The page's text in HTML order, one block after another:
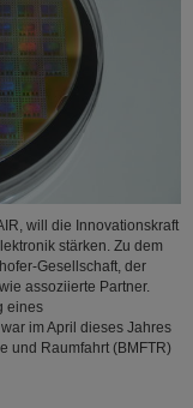
will die Innovationskraft
stärken. Zu dem
Gesellschaft, der
assoziierte Partner.
eines
im April dieses Jahres
und Raumfahrt (BMFTR)